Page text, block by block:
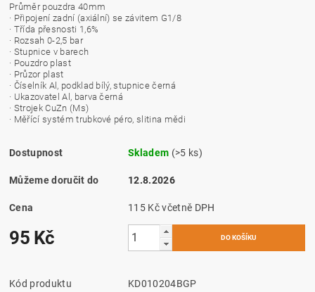
Průměr pouzdra 40mm
· Připojení zadní (axiální) se závitem G1/8
· Třída přesnosti 1,6%
· Rozsah 0-2,5 bar
· Stupnice v barech
· Pouzdro plast
· Průzor plast
· Číselník Al, podklad bílý, stupnice černá
· Ukazovatel Al, barva černá
· Strojek CuZn (Ms)
· Měřící systém trubkové péro, slitina mědi
Dostupnost Skladem (>5 ks)
Můžeme doručit do 12.8.2026
Cena 115 Kč včetně DPH
95 Kč
Kód produktu KD010204BGP